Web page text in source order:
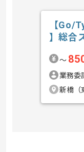
【Go/
】総合
〜
業務委
新橋（